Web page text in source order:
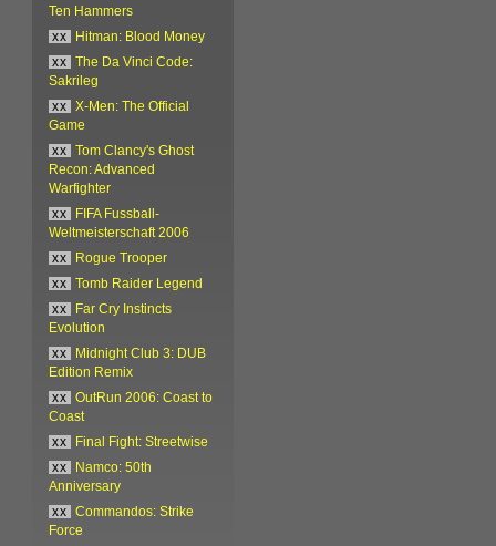
Ten Hammers
xx
Hitman: Blood Money
xx
The Da Vinci Code:
Sakrileg
xx
X-Men: The Official
Game
xx
Tom Clancy's Ghost
Recon: Advanced
Warfighter
xx
FIFA Fussball-
Weltmeisterschaft 2006
xx
Rogue Trooper
xx
Tomb Raider Legend
xx
Far Cry Instincts
Evolution
xx
Midnight Club 3: DUB
Edition Remix
xx
OutRun 2006: Coast to
Coast
xx
Final Fight: Streetwise
xx
Namco: 50th
Anniversary
xx
Commandos: Strike
Force